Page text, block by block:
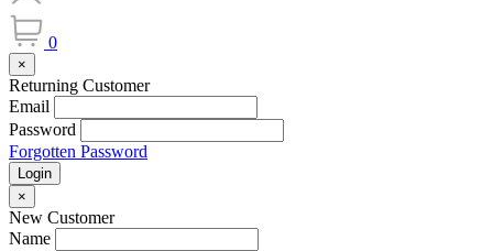
0
×
Returning Customer
Email
Password
Forgotten Password
Login
×
New Customer
Name